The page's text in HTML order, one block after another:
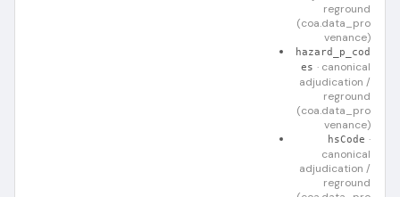
reground
(coa.data_pro
venance)
hazard_p_cod
es · canonical
adjudication /
reground
(coa.data_pro
venance)
hsCode ·
canonical
adjudication /
reground